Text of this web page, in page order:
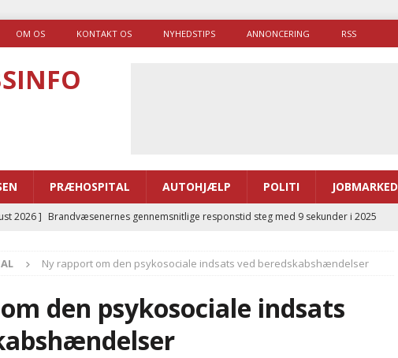
OM OS KONTAKT OS NYHEDSTIPS ANNONCERING RSS
PRÆHOSPITAL AUTOHJÆLP POLITI JOBMARKED
2026 ] Brandvæsenernes gennemsnitlige responstid steg med 9 sekunder i 2025
2026 ] Advarer: Udløb af sygetransporttilladelser kan sende 400.000 kørsler over
PRÆHOSPITAL
Ny ambulance og el-sygetransportvogn til Samsø
2026 ] Brandvæsenerne brugte lidt længere tid på at komme af sted i 2025
Ny rapport om den psykosociale indsats ved beredskabshændelser
den psykosociale indsats